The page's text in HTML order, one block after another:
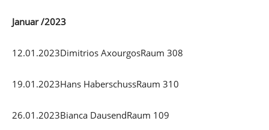
Januar/2023
12.01.2023​Dimitrios Axourgos​Raum 308
19.01.2023​Hans Haberschuss​Raum 310
26.01.2023​Bianca Dausend​Raum 109